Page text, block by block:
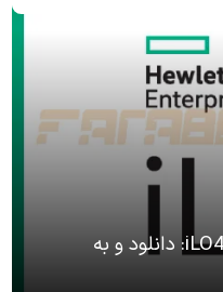
آشنایی با آخرین نسخه iLO4 v2.80: دانلود و به